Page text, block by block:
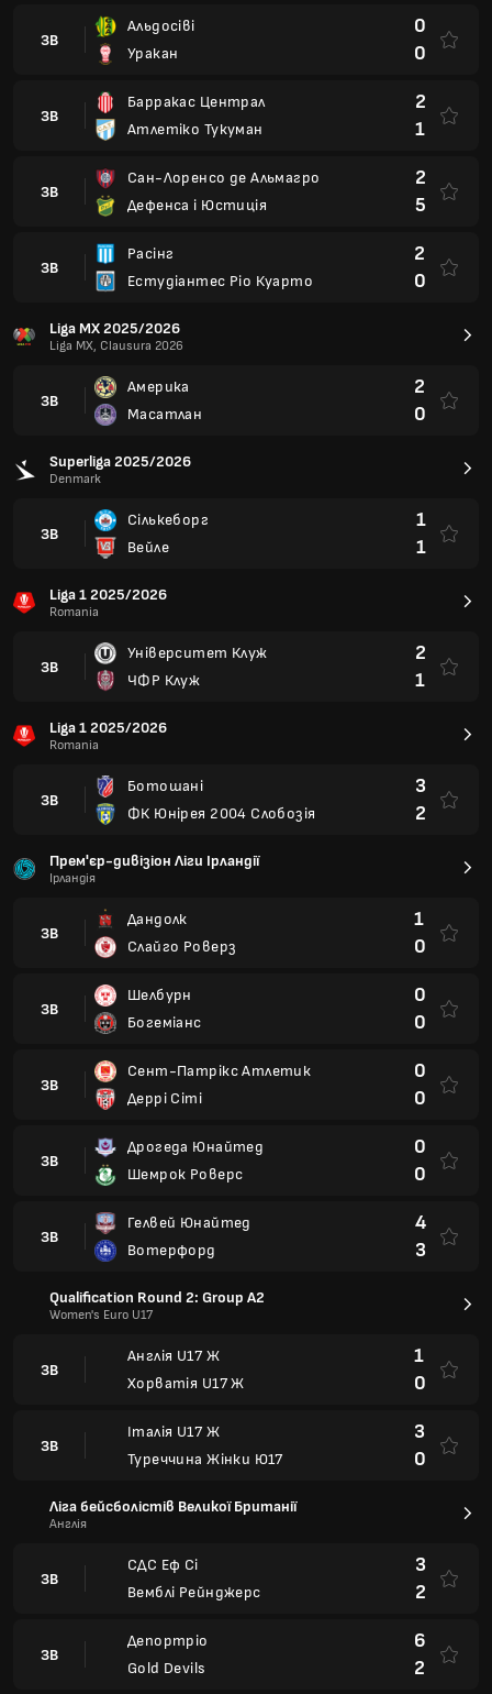
ЗВ
Альдосіві
Уракан
0
0
ЗВ
Барракас Централ
Атлетіко Тукуман
2
1
ЗВ
Сан-Лоренсо де Альмагро
Дефенса і Юстиція
2
5
ЗВ
Расінг
Естудіантес Ріо Куарто
2
0
Liga MX 2025/2026
Liga MX, Clausura 2026
ЗВ
Америка
Масатлан
2
0
Superliga 2025/2026
Denmark
ЗВ
Сількеборг
Вейле
1
1
Liga 1 2025/2026
Romania
ЗВ
Університет Клуж
ЧФР Клуж
2
1
Liga 1 2025/2026
Romania
ЗВ
Ботошані
ФК Юнірея 2004 Слобозія
3
2
Прем'єр-дивізіон Ліги Ірландії
Ірландія
ЗВ
Дандолк
Слайго Роверз
1
0
ЗВ
Шелбурн
Богеміанс
0
0
ЗВ
Сент-Патрікс Атлетик
Деррі Сіті
0
0
ЗВ
Дрогеда Юнайтед
Шемрок Роверс
0
0
ЗВ
Гелвей Юнайтед
Вотерфорд
4
3
Qualification Round 2: Group A2
Women's Euro U17
ЗВ
Англія U17 Ж
Хорватія U17 Ж
1
0
ЗВ
Італія U17 Ж
Туреччина Жінки Ю17
3
0
Ліга бейсболістів Великої Британії
Англія
ЗВ
СДС Еф Сі
Вемблі Рейнджерс
3
2
ЗВ
Депортріо
Gold Devils
6
2